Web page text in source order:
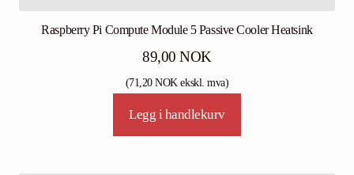
Raspberry Pi Compute Module 5 Passive Cooler Heatsink
89,00NOK
(71,20NOKekskl. mva)
Legg i handlekurv